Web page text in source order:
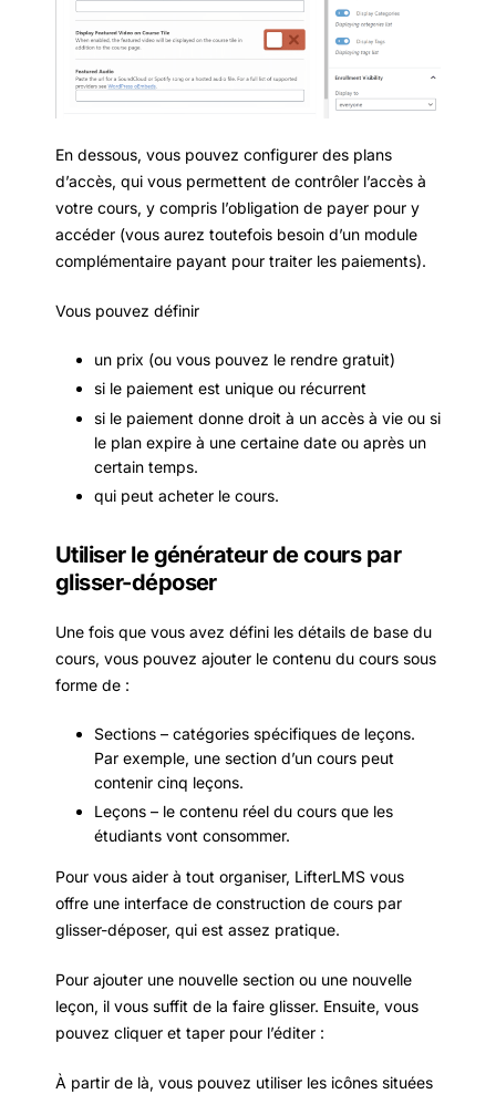
En dessous, vous pouvez configurer des plans
d’accès, qui vous permettent de contrôler l’accès à
votre cours, y compris l’obligation de payer pour y
accéder (vous aurez toutefois besoin d’un module
complémentaire payant pour traiter les paiements).
Vous pouvez définir
un prix (ou vous pouvez le rendre gratuit)
si le paiement est unique ou récurrent
si le paiement donne droit à un accès à vie ou si
le plan expire à une certaine date ou après un
certain temps.
qui peut acheter le cours.
Utiliser le générateur de cours par
glisser-déposer
Une fois que vous avez défini les détails de base du
cours, vous pouvez ajouter le contenu du cours sous
forme de :
Sections – catégories spécifiques de leçons.
Par exemple, une section d’un cours peut
contenir cinq leçons.
Leçons – le contenu réel du cours que les
étudiants vont consommer.
Pour vous aider à tout organiser, LifterLMS vous
offre une interface de construction de cours par
glisser-déposer, qui est assez pratique.
Pour ajouter une nouvelle section ou une nouvelle
leçon, il vous suffit de la faire glisser. Ensuite, vous
pouvez cliquer et taper pour l’éditer :
À partir de là, vous pouvez utiliser les icônes situées